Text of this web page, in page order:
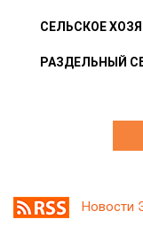
СЕЛЬСКОЕ
РАЗДЕЛЬНЫЙ
Новости